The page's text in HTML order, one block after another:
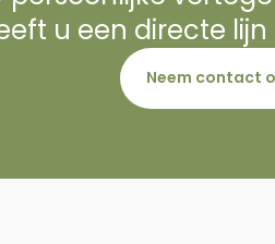
u een directe
Neem contact